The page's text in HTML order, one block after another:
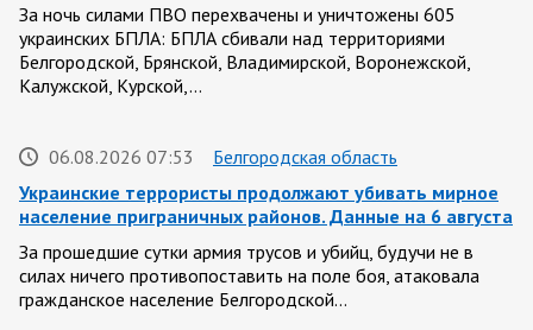
За ночь силами ПВО перехвачены и уничтожены 605
украинских БПЛА: БПЛА сбивали над территориями
Белгородской, Брянской, Владимирской, Воронежской,
Калужской, Курской,…
06.08.2026 07:53
Белгородская область
Украинские террористы продолжают убивать мирное
население приграничных районов. Данные на 6 августа
За прошедшие сутки армия трусов и убийц, будучи не в
силах ничего противопоставить на поле боя, атаковала
гражданское население Белгородской…